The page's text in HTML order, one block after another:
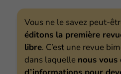
Vous ne le savez peut-
éditons la première
libre. C’est une revue
dans laquelle nous vous